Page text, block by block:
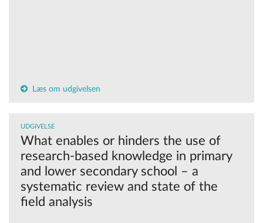
Læs om udgivelsen
UDGIVELSE
What enables or hinders the use of
research-based knowledge in primary
and lower secondary school – a
systematic review and state of the
field analysis